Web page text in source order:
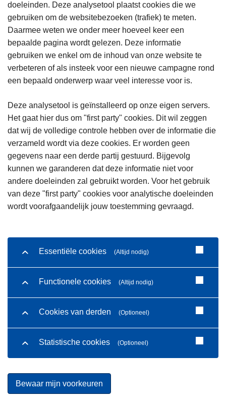
doeleinden. Deze analysetool plaatst cookies die we
gebruiken om de websitebezoeken (trafiek) te meten.
Daarmee weten we onder meer hoeveel keer een
bepaalde pagina wordt gelezen. Deze informatie
gebruiken we enkel om de inhoud van onze website te
verbeteren of als insteek voor een nieuwe campagne rond
een bepaald onderwerp waar veel interesse voor is.
Deze analysetool is geïnstalleerd op onze eigen servers.
Het gaat hier dus om "first party" cookies. Dit wil zeggen
dat wij de volledige controle hebben over de informatie die
verzameld wordt via deze cookies. Er worden geen
gegevens naar een derde partij gestuurd. Bijgevolg
kunnen we garanderen dat deze informatie niet voor
andere doeleinden zal gebruikt worden. Voor het gebruik
van deze "first party" cookies voor analytische doeleinden
wordt voorafgaandelijk jouw toestemming gevraagd.
Essentiële cookies (Altijd nodig)
Functionele cookies (Altijd nodig)
Cookies van derden (Optioneel)
Statistische cookies (Optioneel)